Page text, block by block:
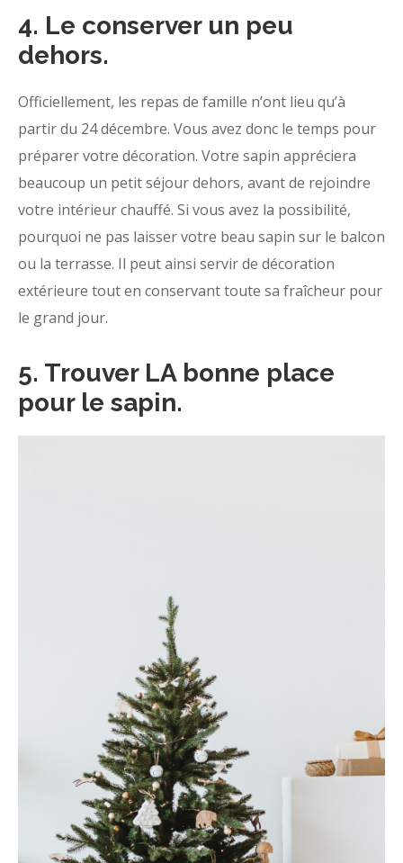
4. Le conserver un peu
dehors.
Officiellement, les repas de famille n’ont lieu qu’à
partir du 24 décembre. Vous avez donc le temps pour
préparer votre décoration. Votre sapin appréciera
beaucoup un petit séjour dehors, avant de rejoindre
votre intérieur chauffé. Si vous avez la possibilité,
pourquoi ne pas laisser votre beau sapin sur le balcon
ou la terrasse. Il peut ainsi servir de décoration
extérieure tout en conservant toute sa fraîcheur pour
le grand jour.
5. Trouver LA bonne place
pour le sapin.